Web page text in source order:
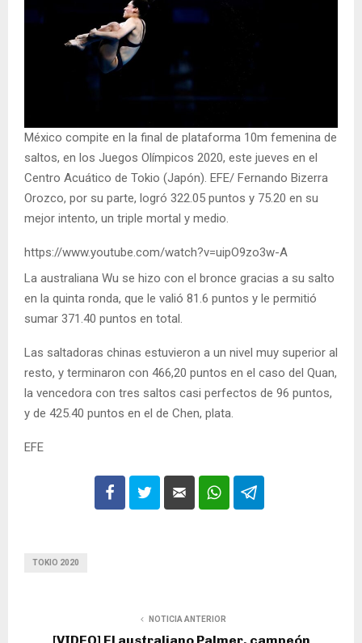
México compite en la final de plataforma 10m femenina de
saltos, en los Juegos Olímpicos 2020, este jueves en el
Centro Acuático de Tokio (Japón). EFE/ Fernando Bizerra
Orozco, por su parte, logró 322.05 puntos y 75.20 en su
mejor intento, un triple mortal y medio.
https://www.youtube.com/watch?v=uipO9zo3w-A
La australiana Wu se hizo con el bronce gracias a su salto
en la quinta ronda, que le valió 81.6 puntos y le permitió
sumar 371.40 puntos en total.
Las saltadoras chinas estuvieron a un nivel muy superior al
resto, y terminaron con 466,20 puntos en el caso del Quan,
la vencedora con tres saltos casi perfectos de 96 puntos,
y de 425.40 puntos en el de Chen, plata.
EFE
TOKIO 2020
NOTICIA ANTERIOR